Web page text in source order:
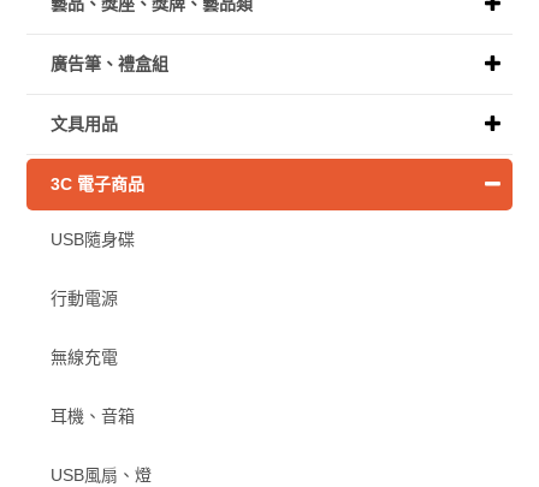
廣告筆、禮盒組
文具用品
3C 電子商品
USB隨身碟
行動電源
無線充電
耳機、音箱
USB風扇、燈